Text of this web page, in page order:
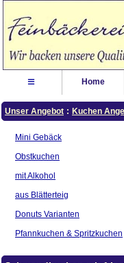
≡ Home
Unser Angebot : Kuchen
Mini Gebäck
Obstkuchen
mit Alkohol
aus Blätterteig
Donuts Varianten
Pfannkuchen & Spritzkuchen